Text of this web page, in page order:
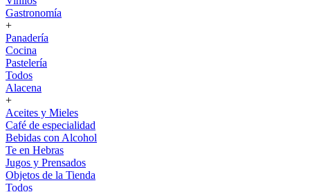
Gastronomía
+
Panadería
Cocina
Pastelería
Todos
Alacena
+
Aceites y Mieles
Café de especialidad
Bebidas con Alcohol
Te en Hebras
Jugos y Prensados
Objetos de la Tienda
Todos